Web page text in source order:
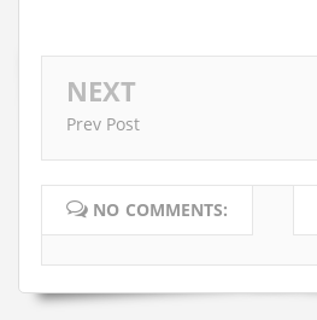
NEXT
Prev Post
NO COMMENTS: